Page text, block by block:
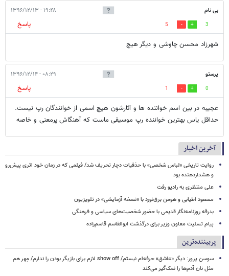
بی نام ۱۹:۴۸ - ۱۳۹۶/۱۲/۱۳
3
5
پاسخ
شهرزاد محسن چاوشی و دیگر هیچ
پرستو ۰۸:۲۹ - ۱۳۹۶/۱۲/۱۴
0
1
پاسخ
عجیبه در بین اسم خواننده ها و آثارشون هیچ اسمی از خوانندگان رپ نیست.
حداقل یاس بهترین خواننده رپ موسیقی ماست که آهنگاش پرمعنی و خاصه
آخرین اخبار
روایت تاریخی «لباس شخصی» با حذفیات دچار تحریف شد/ فیلمی که در زمان خود اثری پیش‌رو
و هشداردهنده بود
علی منتظری به رادیو رفت
مسعود اطیابی و هومن برق‌نورد با «نسخه آزمایشی» در تلویزیون
بدرقه روزنامه‌نگار قدیمی با حضور شخصیت‌های سیاسی و فرهنگی
پیام تسلیت معاون وزیر برای درگذشت ابوالقاسم قاسم‌زاده
پربیننده‌ترین
سوسن پرور: دیگر «عاشق» حرفه‌ام نیستم/ show off لازم برای بازیگر بودن را ندارم/ مِهر هم
مثل نان آدم‌ها را نمک‌گیر می‌کند